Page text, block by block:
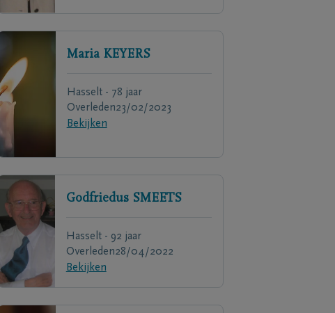
Maria KEYERS
Hasselt - 78 jaar
Overleden23/02/2023
Bekijken
Godfriedus SMEETS
Hasselt - 92 jaar
Overleden28/04/2022
Bekijken